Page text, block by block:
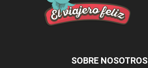
SOBRE NOSOTROS